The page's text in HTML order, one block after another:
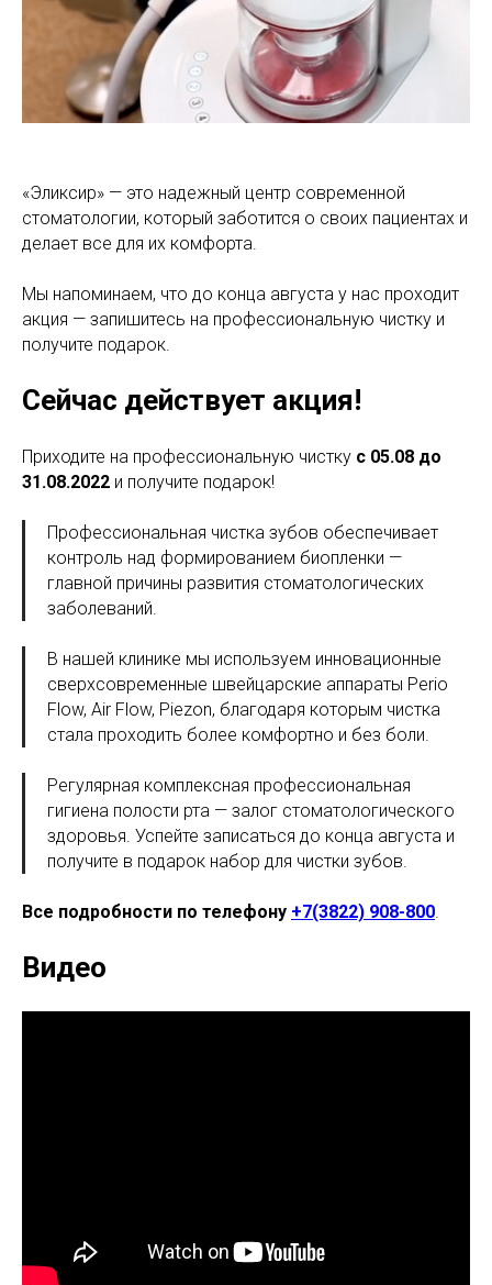
«Эликсир» — это надежный центр современной
стоматологии, который заботится о своих пациентах и
делает все для их комфорта.
Мы напоминаем, что до конца августа у нас проходит
акция — запишитесь на профессиональную чистку и
получите подарок.
Сейчас действует акция!
Приходите на профессиональную чистку с 05.08 до
31.08.2022 и получите подарок!
Профессиональная чистка зубов обеспечивает
контроль над формированием биопленки —
главной причины развития стоматологических
заболеваний.
В нашей клинике мы используем инновационные
сверхсовременные швейцарские аппараты Perio
Flow, Air Flow, Piezon, благодаря которым чистка
стала проходить более комфортно и без боли.
Регулярная комплексная профессиональная
гигиена полости рта — залог стоматологического
здоровья. Успейте записаться до конца августа и
получите в подарок набор для чистки зубов.
Все подробности по телефону +7(3822) 908-800.
Видео